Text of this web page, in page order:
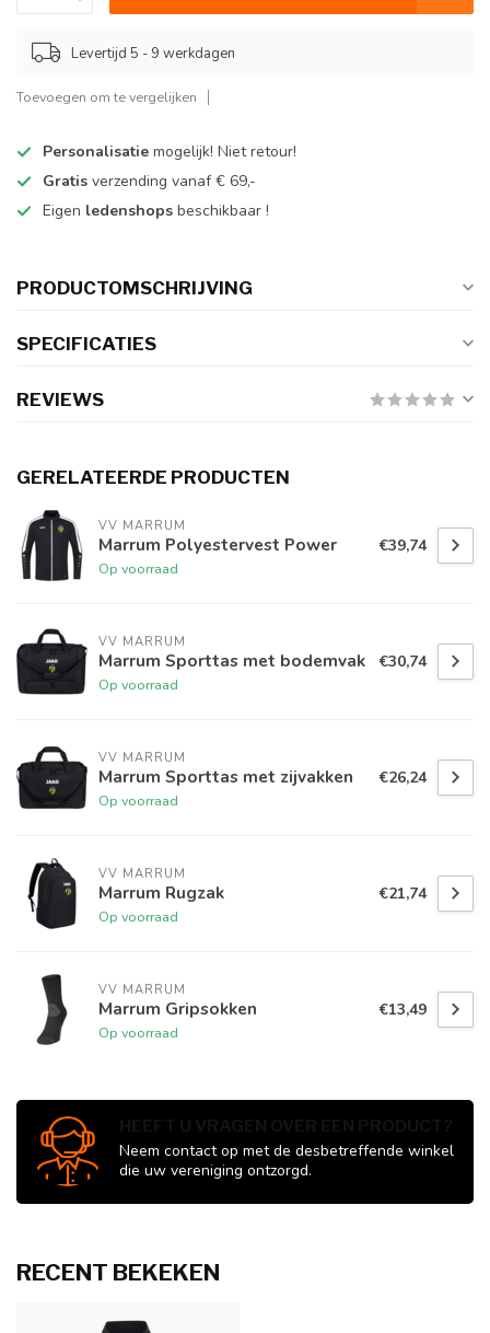
Levertijd 5 - 9 werkdagen
Toevoegen om te vergelijken
Personalisatie mogelijk! Niet retour!
Gratis verzending vanaf € 69,-
Eigen ledenshops beschikbaar !
PRODUCTOMSCHRIJVING
SPECIFICATIES
REVIEWS
GERELATEERDE PRODUCTEN
VV MARRUM
Marrum Polyestervest Power
Op voorraad
€39,74
VV MARRUM
Marrum Sporttas met bodemvak
Op voorraad
€30,74
VV MARRUM
Marrum Sporttas met zijvakken
Op voorraad
€26,24
VV MARRUM
Marrum Rugzak
Op voorraad
€21,74
VV MARRUM
Marrum Gripsokken
Op voorraad
€13,49
Neem contact op met de desbetreffende winkel
die uw vereniging ontzorgd.
RECENT BEKEKEN